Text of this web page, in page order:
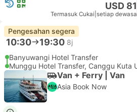
USD 81
Termasuk Cukai setiap dewasa
Pengesahan segera
10:30 19:30 8j
Banyuwangi Hotel Transfer
Munggu Hotel Transfer, Canggu Kuta
Van + Ferry | Van
Asia Book Now